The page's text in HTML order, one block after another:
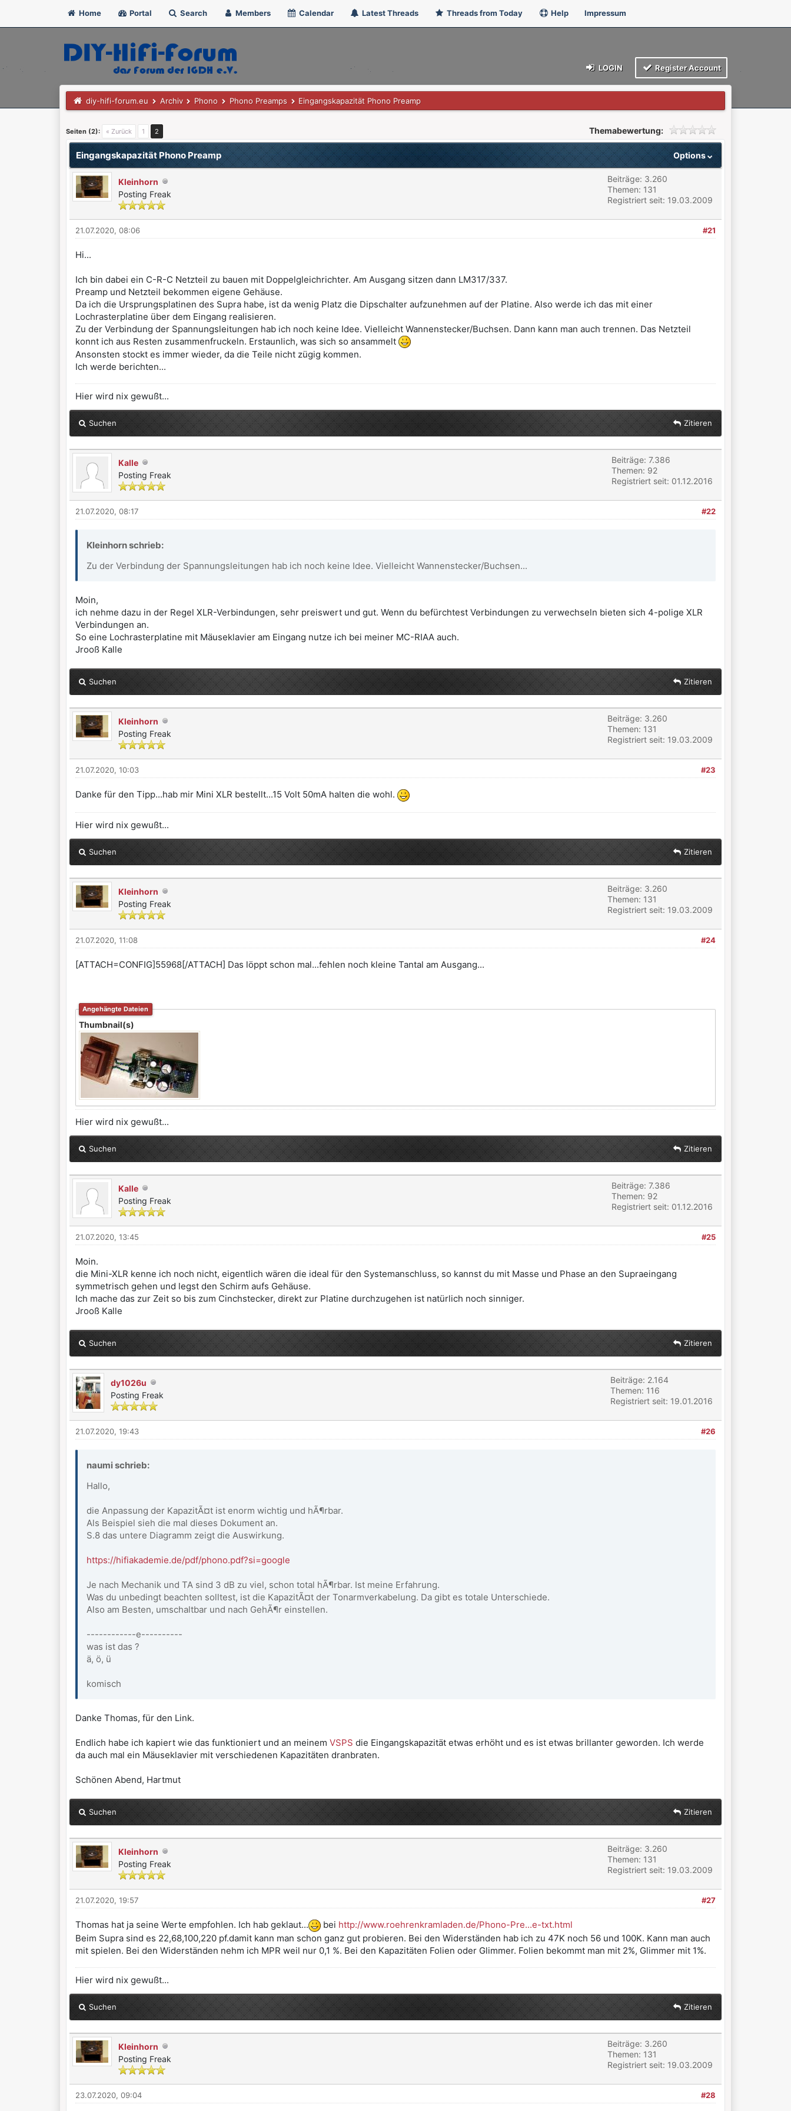
Home Portal Search Members Calendar Latest Threads Threads from Today Help Impressum
LOGIN Register Account
diy-hifi-forum.eu Archiv Phono Phono Preamps Eingangskapazität Phono Preamp
Seiten (2): « Zurück 1 2 Themabewertung:
0 Bewertung(en) - 0 im Durchschnitt
1
2
3
4
5
Options
Eingangskapazität Phono Preamp
Kleinhorn
Posting Freak
Beiträge: 3.260
Themen: 131
Registriert seit: 19.03.2009
#21
21.07.2020, 08:06
Hi...
Ich bin dabei ein C-R-C Netzteil zu bauen mit Doppelgleichrichter. Am Ausgang sitzen dann LM317/337.
Preamp und Netzteil bekommen eigene Gehäuse.
Da ich die Ursprungsplatinen des Supra habe, ist da wenig Platz die Dipschalter aufzunehmen auf der Platine. Also werde ich das mit einer
Lochrasterplatine über dem Eingang realisieren.
Zu der Verbindung der Spannungsleitungen hab ich noch keine Idee. Vielleicht Wannenstecker/Buchsen. Dann kann man auch trennen. Das Netzteil
konnt ich aus Resten zusammenfruckeln. Erstaunlich, was sich so ansammelt
Ansonsten stockt es immer wieder, da die Teile nicht zügig kommen.
Ich werde berichten...
Hier wird nix gewußt...
Suchen Zitieren
Kalle
Posting Freak
Beiträge: 7.386
Themen: 92
Registriert seit: 01.12.2016
#22
21.07.2020, 08:17
Kleinhorn schrieb:
Zu der Verbindung der Spannungsleitungen hab ich noch keine Idee. Vielleicht Wannenstecker/Buchsen...
Moin,
ich nehme dazu in der Regel XLR-Verbindungen, sehr preiswert und gut. Wenn du befürchtest Verbindungen zu verwechseln bieten sich 4-polige XLR
Verbindungen an.
So eine Lochrasterplatine mit Mäuseklavier am Eingang nutze ich bei meiner MC-RIAA auch.
Jrooß Kalle
Suchen Zitieren
Kleinhorn
Posting Freak
Beiträge: 3.260
Themen: 131
Registriert seit: 19.03.2009
#23
21.07.2020, 10:03
Danke für den Tipp...hab mir Mini XLR bestellt...15 Volt 50mA halten die wohl.
Hier wird nix gewußt...
Suchen Zitieren
Kleinhorn
Posting Freak
Beiträge: 3.260
Themen: 131
Registriert seit: 19.03.2009
#24
21.07.2020, 11:08
[ATTACH=CONFIG]55968[/ATTACH] Das löppt schon mal...fehlen noch kleine Tantal am Ausgang...
Angehängte Dateien
Thumbnail(s)
Hier wird nix gewußt...
Suchen Zitieren
Kalle
Posting Freak
Beiträge: 7.386
Themen: 92
Registriert seit: 01.12.2016
#25
21.07.2020, 13:45
Moin.
die Mini-XLR kenne ich noch nicht, eigentlich wären die ideal für den Systemanschluss, so kannst du mit Masse und Phase an den Supraeingang
symmetrisch gehen und legst den Schirm aufs Gehäuse.
Ich mache das zur Zeit so bis zum Cinchstecker, direkt zur Platine durchzugehen ist natürlich noch sinniger.
Jrooß Kalle
Suchen Zitieren
dy1026u
Posting Freak
Beiträge: 2.164
Themen: 116
Registriert seit: 19.01.2016
#26
21.07.2020, 19:43
naumi schrieb:
Hallo,
die Anpassung der KapazitÃ¤t ist enorm wichtig und hÃ¶rbar.
Als Beispiel sieh die mal dieses Dokument an.
S.8 das untere Diagramm zeigt die Auswirkung.
https://hifiakademie.de/pdf/phono.pdf?si=google
Je nach Mechanik und TA sind 3 dB zu viel, schon total hÃ¶rbar. Ist meine Erfahrung.
Was du unbedingt beachten solltest, ist die KapazitÃ¤t der Tonarmverkabelung. Da gibt es totale Unterschiede.
Also am Besten, umschaltbar und nach GehÃ¶r einstellen.
------------e----------
was ist das ?
ä, ö, ü
komisch
Danke Thomas, für den Link.
Endlich habe ich kapiert wie das funktioniert und an meinem VSPS die Eingangskapazität etwas erhöht und es ist etwas brillanter geworden. Ich werde
da auch mal ein Mäuseklavier mit verschiedenen Kapazitäten dranbraten.
Schönen Abend, Hartmut
Suchen Zitieren
Kleinhorn
Posting Freak
Beiträge: 3.260
Themen: 131
Registriert seit: 19.03.2009
#27
21.07.2020, 19:57
Thomas hat ja seine Werte empfohlen. Ich hab geklaut... bei http://www.roehrenkramladen.de/Phono-Pre...e-txt.html
Beim Supra sind es 22,68,100,220 pf.damit kann man schon ganz gut probieren. Bei den Widerständen hab ich zu 47K noch 56 und 100K. Kann man auch
mit spielen. Bei den Widerständen nehm ich MPR weil nur 0,1 %. Bei den Kapazitäten Folien oder Glimmer. Folien bekommt man mit 2%, Glimmer mit 1%.
Hier wird nix gewußt...
Suchen Zitieren
Kleinhorn
Posting Freak
Beiträge: 3.260
Themen: 131
Registriert seit: 19.03.2009
#28
23.07.2020, 09:04